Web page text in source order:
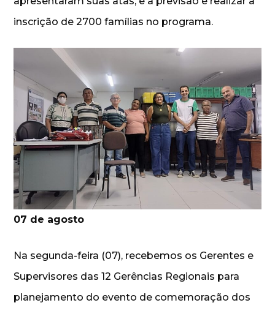
inscrição de 2700 famílias no programa.
07 de agosto
Na segunda-feira (07), recebemos os Gerentes e
Supervisores das 12 Gerências Regionais para
planejamento do evento de comemoração dos